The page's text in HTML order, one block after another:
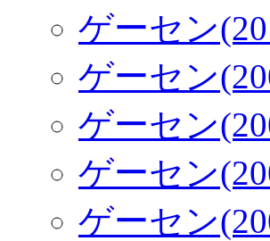
ゲーセン
ゲーセン
ゲーセン
ゲーセン
ゲーセン